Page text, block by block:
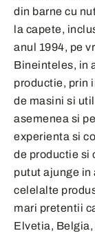
din barne cu
la capete,
anul 1994, pe
Bineinteles, in
productie, prin
de masini si
asemenea si
experienta si
de productie si
putut ajunge in
celelalte
mari pretentii
Elvetia,